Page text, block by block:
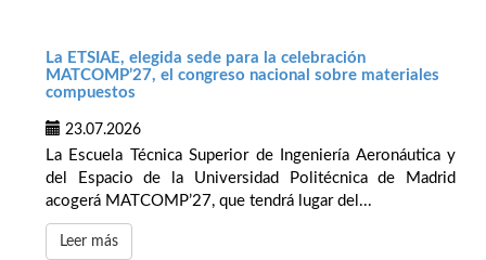
La ETSIAE, elegida sede para la celebración
MATCOMP’27, el congreso nacional sobre materiales
compuestos
23.07.2026
La Escuela Técnica Superior de Ingeniería Aeronáutica y
del Espacio de la Universidad Politécnica de Madrid
acogerá MATCOMP’27, que tendrá lugar del...
Leer más